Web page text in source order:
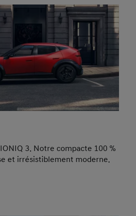
3. Notre compacte 100 %
et irrésistiblement moderne.